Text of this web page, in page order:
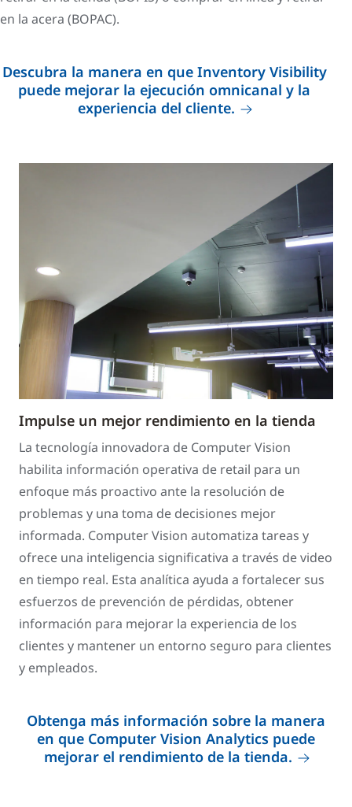
en la acera (BOPAC).
Descubra la manera en que Inventory Visibility
puede mejorar la ejecución omnicanal y la
experiencia del cliente.
Impulse un mejor rendimiento en la tienda
La tecnología innovadora de Computer Vision
habilita información operativa de retail para un
enfoque más proactivo ante la resolución de
problemas y una toma de decisiones mejor
informada. Computer Vision automatiza tareas y
ofrece una inteligencia significativa a través de video
en tiempo real. Esta analítica ayuda a fortalecer sus
esfuerzos de prevención de pérdidas, obtener
información para mejorar la experiencia de los
clientes y mantener un entorno seguro para clientes
y empleados.
Obtenga más información sobre la manera
en que Computer Vision Analytics puede
mejorar el rendimiento de la tienda.